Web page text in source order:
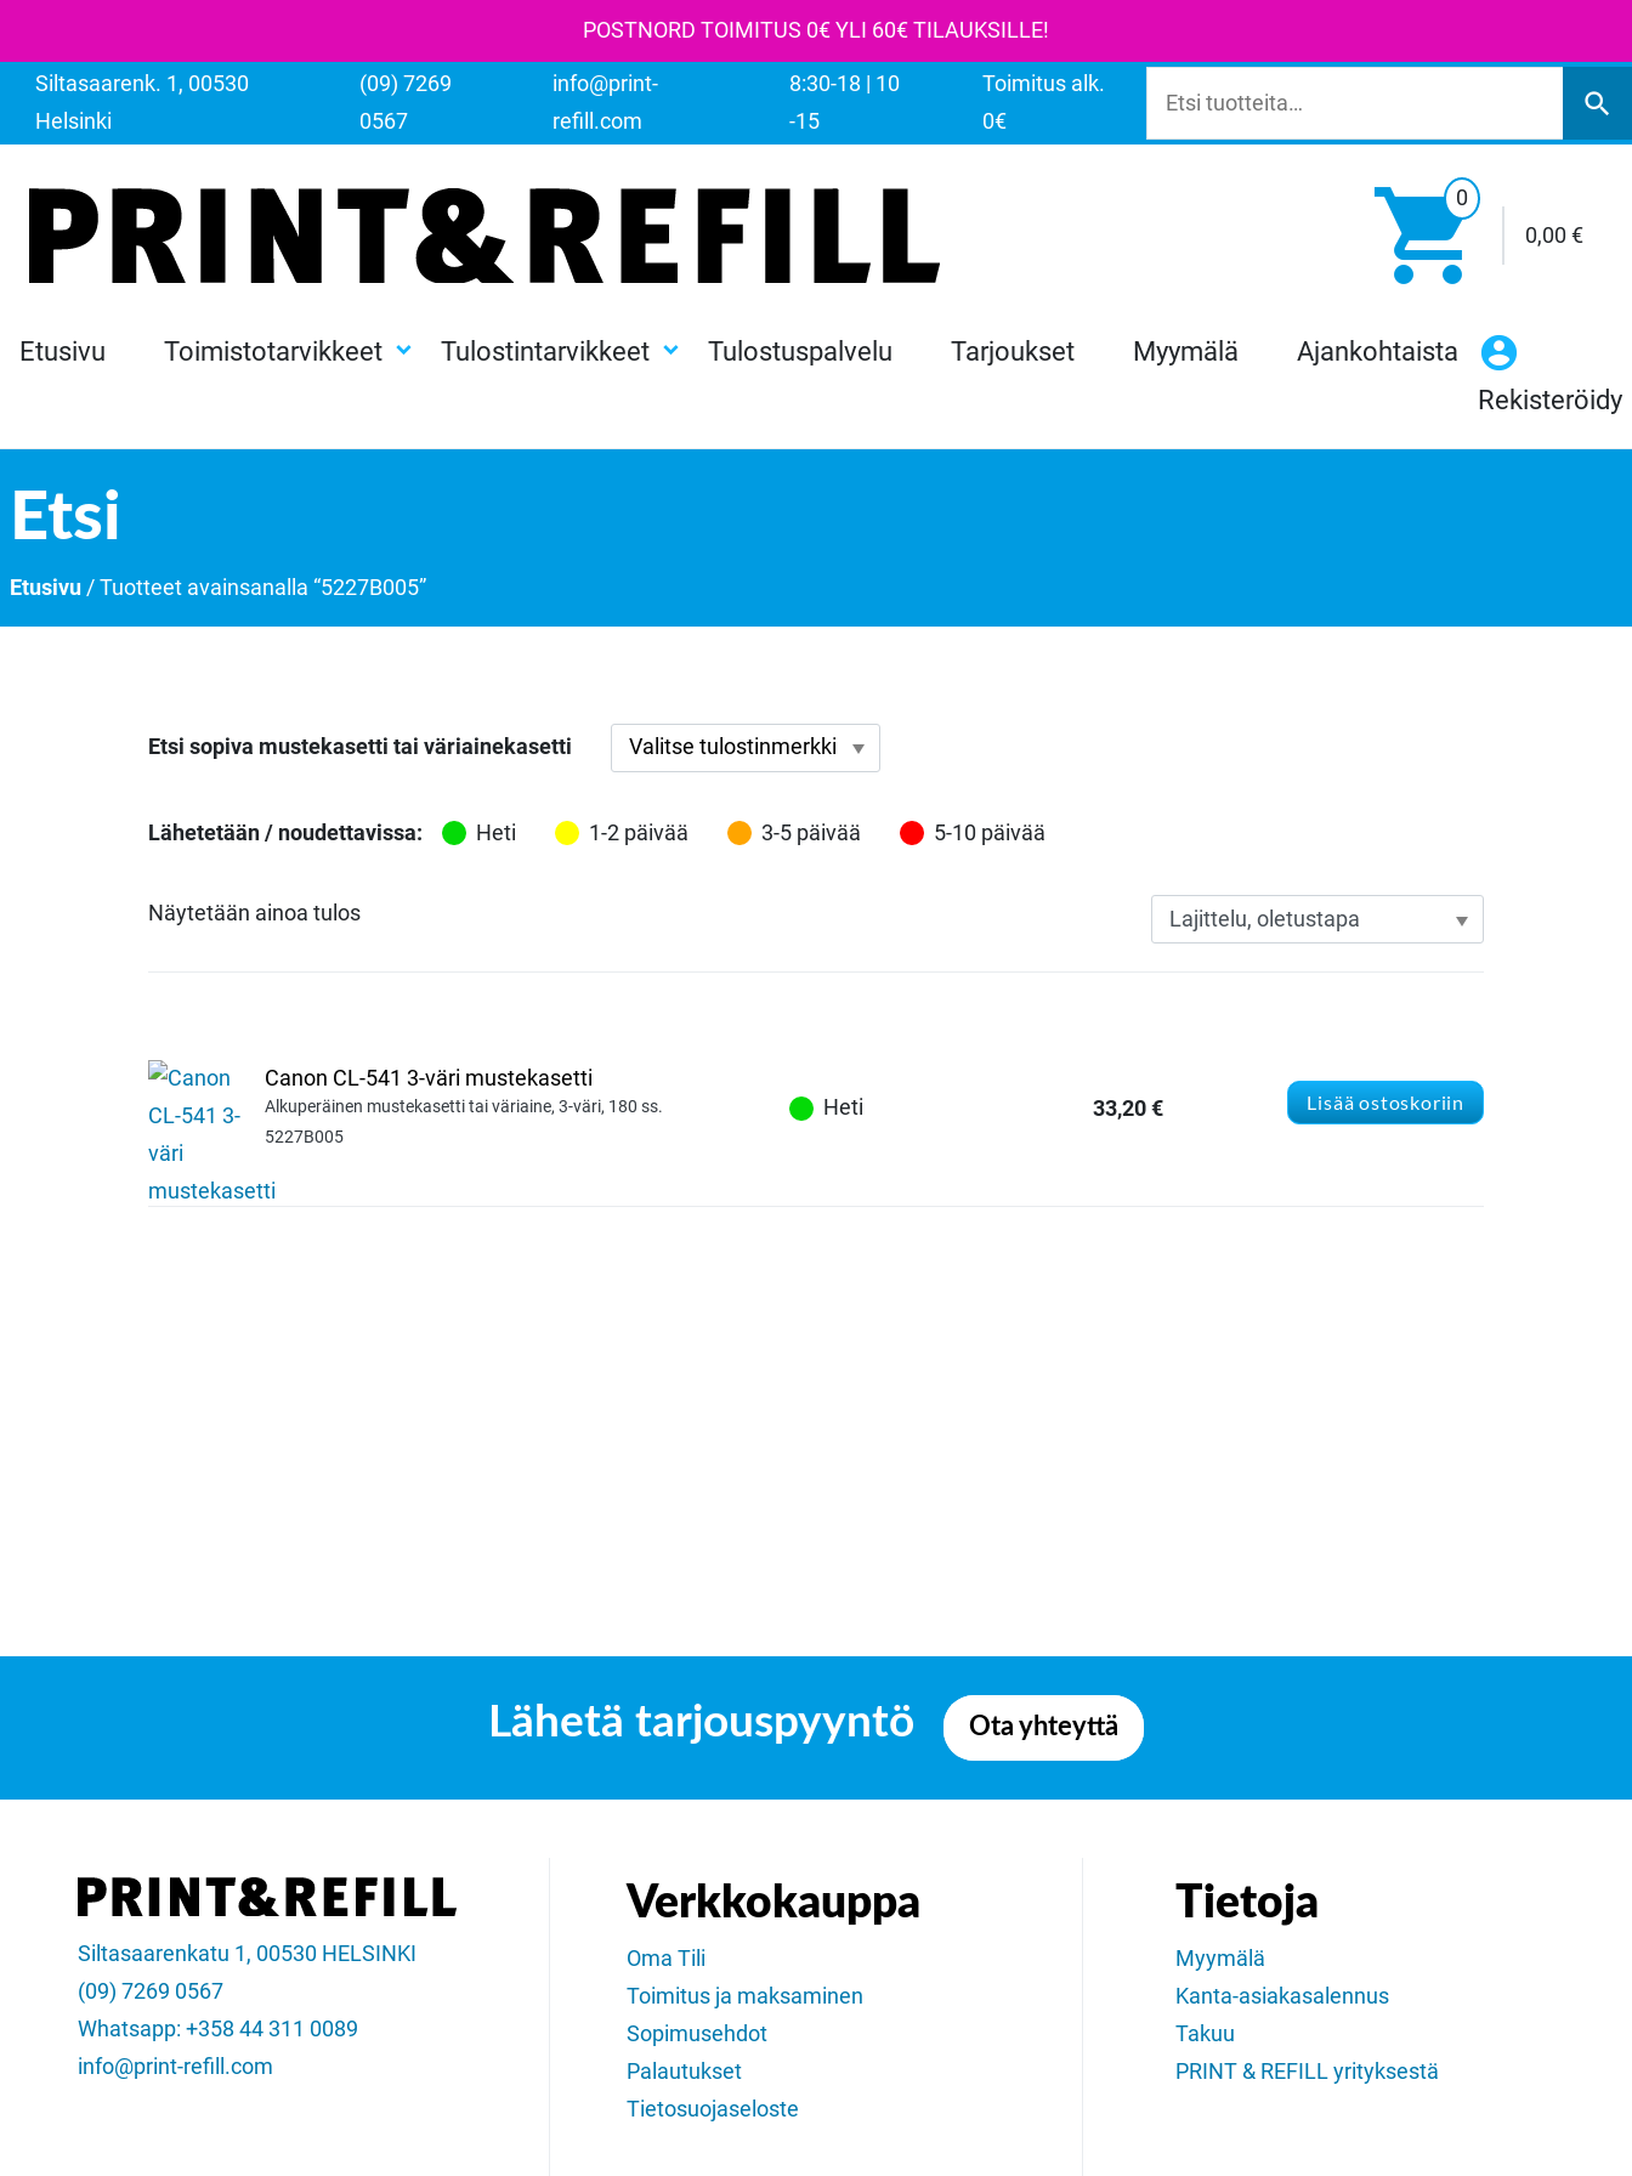
POSTNORD TOIMITUS 0€ YLI 60€ TILAUKSILLE!
Siltasaarenk. 1, 00530
Helsinki
(09) 7269
0567
info@print-
refill.com
8:30-18 | 10
-15
Toimitus alk.
0€
search

0
0,00 €
Etusivu Toimistotarvikkeet Tulostintarvikkeet Tulostuspalvelu Tarjoukset Myymälä
Ajankohtaista
Rekisteröidy
Etsi
Etusivu / Tuotteet avainsanalla “5227B005”
Etsi sopiva mustekasetti tai väriainekasetti
Lähetetään / noudettavissa: Heti 1-2 päivää 3-5 päivää 5-10 päivää
Näytetään ainoa tulos
Canon CL-541 3-väri mustekasetti
Alkuperäinen mustekasetti tai väriaine, 3-väri, 180 ss.
5227B005
Heti 33,20€ Lisää ostoskoriin
Lähetä tarjouspyyntö Ota yhteyttä
Siltasaarenkatu 1, 00530 HELSINKI
(09) 7269 0567
Whatsapp: +358 44 311 0089
info@print-refill.com
Verkkokauppa
Oma Tili
Toimitus ja maksaminen
Sopimusehdot
Palautukset
Tietosuojaseloste
Tietoja
Myymälä
Kanta-asiakasalennus
Takuu
PRINT & REFILL yrityksestä